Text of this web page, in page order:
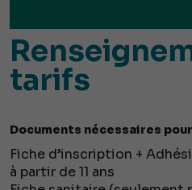
tarifs
Documents nécessaires
Fiche d’inscription +
à partir de 11 ans